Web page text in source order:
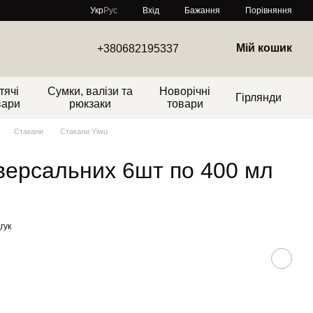
УкрРус Вхід Бажання Порівняння
+380682195337 Мій кошик
Сумки, валізи та
рюкзаки
Новорічні
товари
Гірлянди
Стакани Стакани Yiwu
6шт по 400 мл